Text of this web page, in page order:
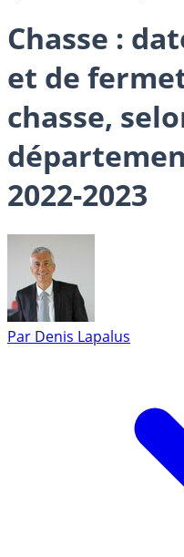
Chasse :
et de
chasse,
2022-2023
Par Denis Lapalus